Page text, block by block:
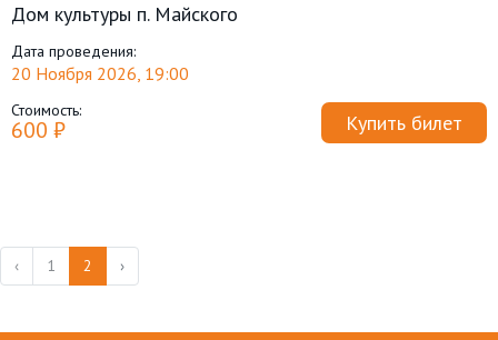
Дом культуры п. Майского
Дата проведения:
20 Ноября 2026, 19:00
Стоимость:
600 ₽ Купить билет
‹ 1 2 ›